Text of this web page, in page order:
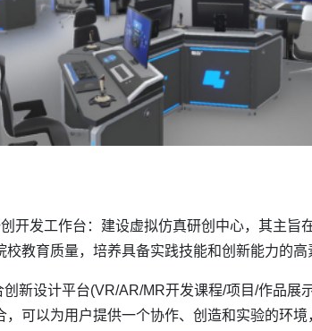
工作台：建设虚拟仿真研创中心，其主旨在
教育质量，培养具备实践技能和创新能力的高
计平台(VR/AR/MR开发课程/项目/作品展示
，可以为用户提供一个协作、创造和实验的环